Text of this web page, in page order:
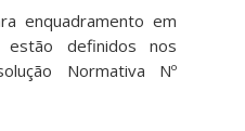
enquadramento em
definidos nos
Normativa Nº